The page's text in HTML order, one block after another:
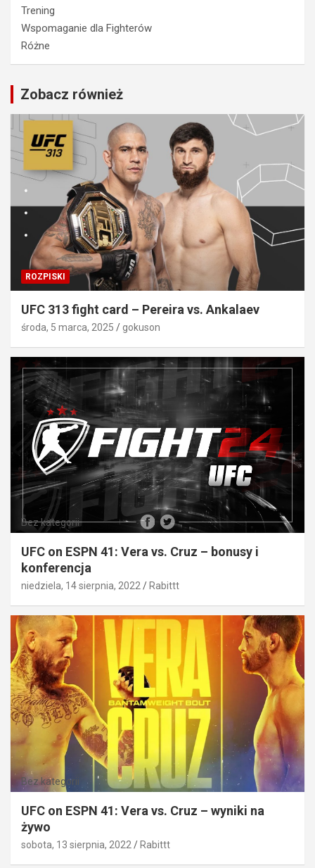
Trening
Wspomaganie dla Fighterów
Różne
Zobacz również
ROZPISKI
UFC 313 fight card – Pereira vs. Ankalaev
środa, 5 marca, 2025 gokuson
Bez kategorii
UFC on ESPN 41: Vera vs. Cruz – bonusy i
konferencja
niedziela, 14 sierpnia, 2022 Rabittt
Bez kategorii
UFC on ESPN 41: Vera vs. Cruz – wyniki na
żywo
sobota, 13 sierpnia, 2022 Rabittt